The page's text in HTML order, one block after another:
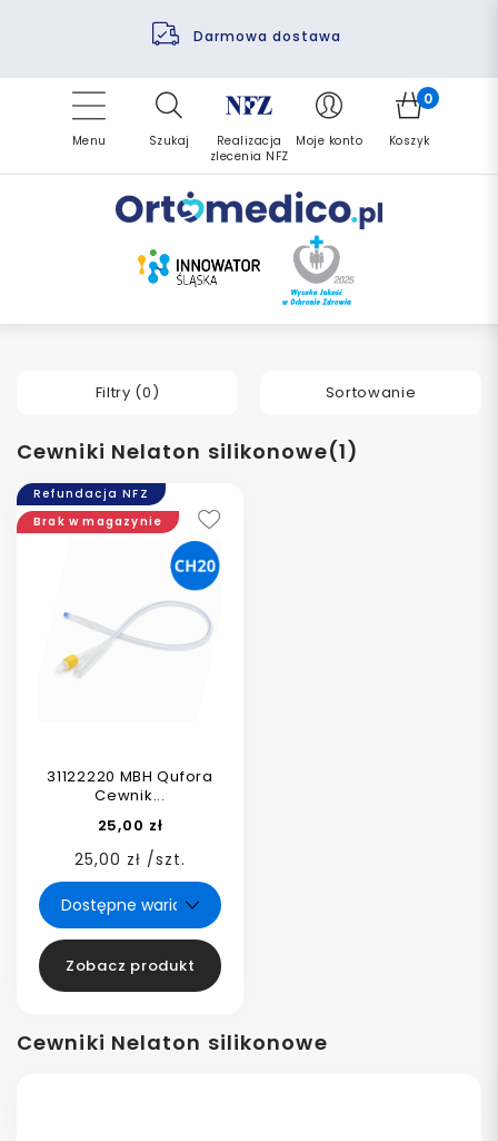
Darmowa dostawa
Pomoc fizjoterapeuty
Finansowanie PFRON
Refundacja NFZ
Zrealizuj zlecenie ponownie
Menu Szukaj
Realizacja
zlecenia NFZ
Moje konto
0
Koszyk
Cewniki Nelaton silikonowe
Filtry (0) Sortowanie
Cewniki Nelaton silikonowe(1)
Refundacja NFZ
31122220 MBH Qufora
Cewnik...
25,00 zł
25,00 zł /szt.
Brak w magazynie
Zobacz produkt